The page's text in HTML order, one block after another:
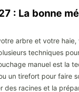
: La bonne
arbre et votre
techniques
manuel est la
un tirefort pour faire
racines et la